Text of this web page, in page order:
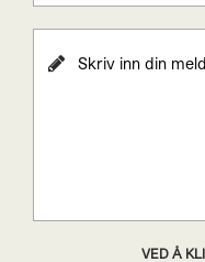
VED Å